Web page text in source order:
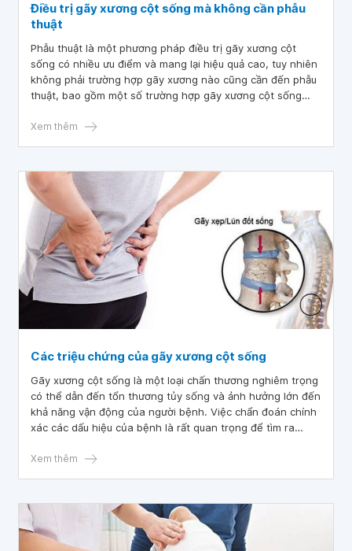
Điều trị gãy xương cột sống mà không cần phẫu
thuật
Phẫu thuật là một phương pháp điều trị gãy xương cột
sống có nhiều ưu điểm và mang lại hiệu quả cao, tuy nhiên
không phải trường hợp gãy xương nào cũng cần đến phẫu
thuật, bao gồm một số trường hợp gãy xương cột sống
Xem thêm
Các triệu chứng của gãy xương cột sống
Gãy xương cột sống là một loại chấn thương nghiêm trọng
có thể dẫn đến tổn thương tủy sống và ảnh hưởng lớn đến
khả năng vận động của người bệnh. Việc chẩn đoán chính
xác các dấu hiệu của bệnh là rất quan trọng để tìm ra
khỏe và cải thiện cuộc sống của người bệnh một cách
Xem thêm